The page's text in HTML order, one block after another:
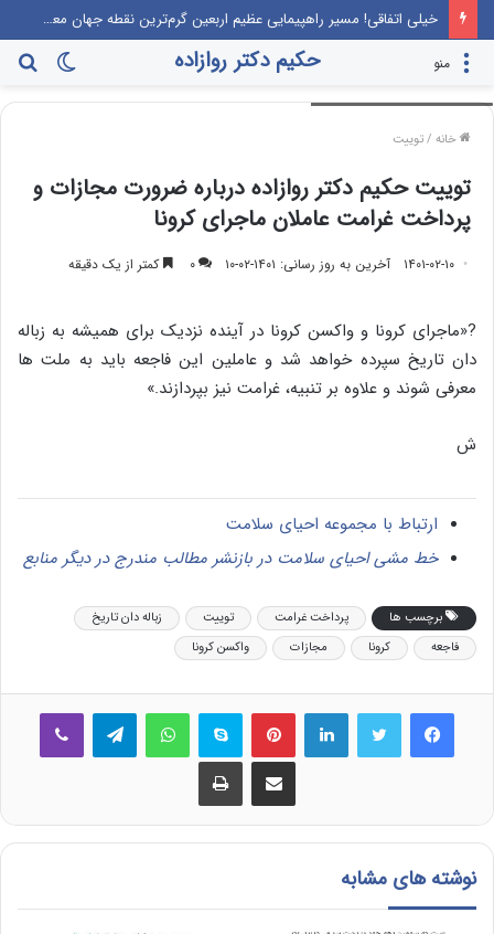
خیلی اتفاقی! مسیر راهپیمایی عظیم اربعین گرم‌ترین نقطه جهان معرفی می‌شود!
تغییر
پوسته
حکیم دکتر روازاده منو
خانه /توییت
توییت حکیم دکتر روازاده درباره ضرورت مجازات و
پرداخت غرامت عاملان ماجرای کرونا
۱۴۰۱-۰۲-۱۰ آخرین به روز رسانی: ۱۴۰۱-۰۲-۱۰ ۰ کمتر از یک دقیقه
?«‏ماجرای ‎کرونا و ‎واکسن کرونا در آینده نزدیک برای همیشه به زباله
دان تاریخ سپرده خواهد شد و عاملین این فاجعه باید به ملت ها
معرفی شوند و علاوه بر تنبیه، غرامت نیز بپردازند.»
ش
ارتباط با مجموعه احیای سلامت
خط مشی احیای سلامت در بازنشر مطالب مندرج در دیگر منابع
برچسب ها پرداخت غرامت توییت
زباله دان تاریخ
فاجعه
کرونا مجازات واکسن کرونا
فیس بوک لینکدین ‫پین‌ترست اسکایپ واتس آپ
اشتراک گذاری از طریق ایمیل چاپ
نوشته های مشابه